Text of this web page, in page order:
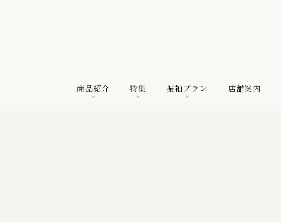
商品紹介 特集 振袖プラン 店舗案内